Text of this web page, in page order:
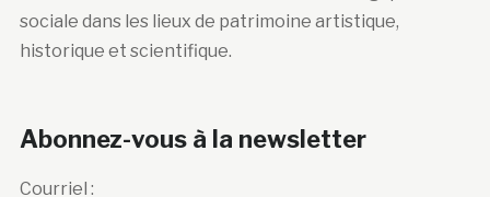
sociale dans les lieux de patrimoine artistique,
historique et scientifique.
Abonnez-vous à la newsletter
Courriel :